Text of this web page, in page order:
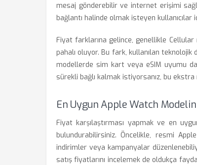
mesaj gönderebilir ve internet erişimi
bağlantı halinde olmak isteyen kullanıcılar
Fiyat farklarına gelince, genellikle Cellular
pahalı oluyor. Bu fark, kullanılan teknolojik
modellerde sim kart veya eSIM uyumu
sürekli bağlı kalmak istiyorsanız, bu
En Uygun Apple Watch
Fiyat karşılaştırması yapmak ve en
bulundurabilirsiniz. Öncelikle, resmi
indirimler veya kampanyalar
satış fiyatlarını incelemek de oldukça